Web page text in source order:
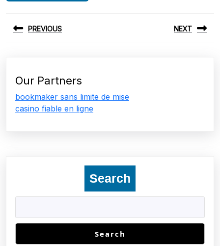
navigation
PREVIOUS NEXT
Our Partners
bookmaker sans limite de mise
casino fiable en ligne
Search
Search